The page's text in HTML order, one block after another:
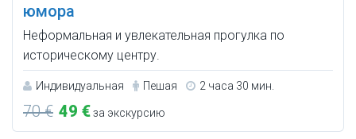
юмора
Неформальная и увлекательная прогулка по
историческому центру.
Индивидуальная Пешая 2 часа 30 мин.
70 € 49 €за экскурсию